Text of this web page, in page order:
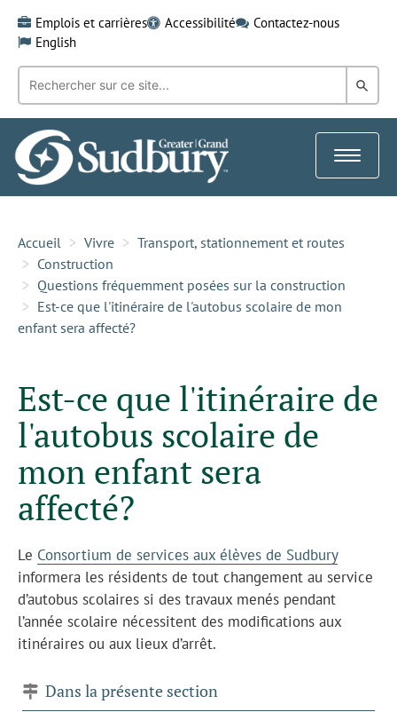
content
Emplois et carrières Accessibilité
Contactez-nous
English
Recherche
mot-
clé:
dans
Toggle
Accueil Vivre
Transport, stationnement et routes
Construction
Questions fréquemment posées sur la construction
Est-ce que l'itinéraire de l'autobus scolaire de mon
enfant sera affecté?
Est-ce que l'itinéraire de
l'autobus scolaire de
mon enfant sera
affecté?
Le Consortium de services aux élèves de Sudbury
informera les résidents de tout changement au service
d’autobus scolaires si des travaux menés pendant
l’année scolaire nécessitent des modifications aux
itinéraires ou aux lieux d’arrêt.
Dans la présente section